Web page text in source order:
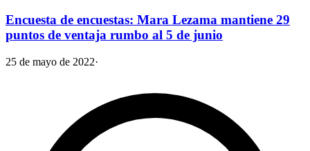
Encuesta de encuestas: Mara Lezama mantiene 29
puntos de ventaja rumbo al 5 de junio
25 de mayo de 2022·